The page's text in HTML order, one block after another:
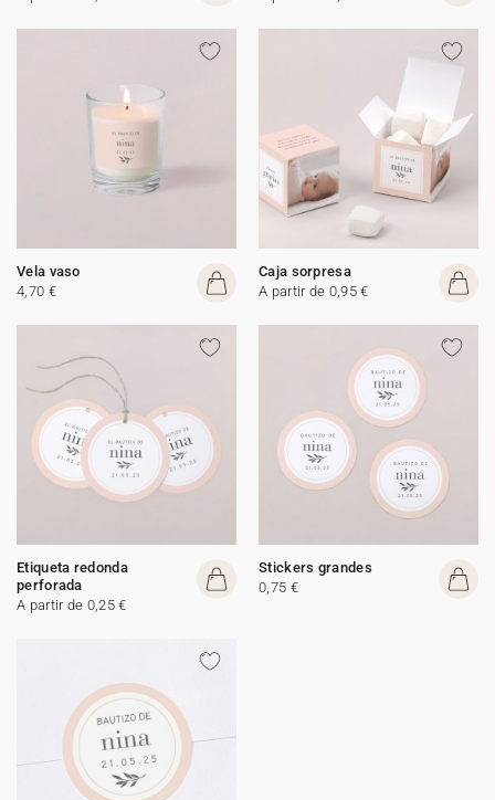
Vela vaso
4,70 €
Caja sorpresa
A partir de 0,95 €
Etiqueta redonda
perforada
A partir de 0,25 €
Stickers grandes
0,75 €